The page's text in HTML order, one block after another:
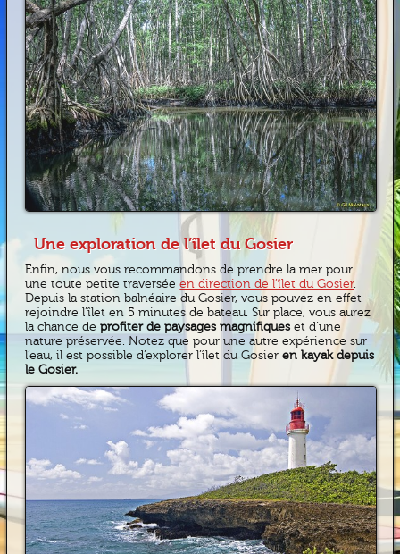
Une exploration de l’îlet du Gosier
Enfin, nous vous recommandons de prendre la mer pour
une toute petite traverséeen direction de l’îlet du Gosier.
Depuis la station balnéaire du Gosier, vous pouvez en effet
rejoindre l’îlet en 5 minutes de bateau. Sur place, vous aurez
la chance deprofiter de paysages magnifiques et d’une
nature préservée. Notez que pour une autre expérience sur
l’eau, il est possible d’explorer l’îlet du Gosieren kayak depuis
le Gosier.